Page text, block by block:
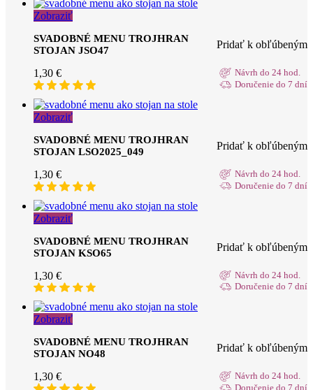
Zobraziť
SVADOBNÉ MENU TROJHRAN
STOJAN JSO47
Pridať k obľúbeným
1,30 €
Návrh do 24 hod.
Doručenie do 7 dní
Zobraziť
SVADOBNÉ MENU TROJHRAN
STOJAN LSO2025_049
Pridať k obľúbeným
1,30 €
Návrh do 24 hod.
Doručenie do 7 dní
Zobraziť
SVADOBNÉ MENU TROJHRAN
STOJAN KSO65
Pridať k obľúbeným
1,30 €
Návrh do 24 hod.
Doručenie do 7 dní
Zobraziť
SVADOBNÉ MENU TROJHRAN
STOJAN NO48
Pridať k obľúbeným
1,30 €
Návrh do 24 hod.
Doručenie do 7 dní